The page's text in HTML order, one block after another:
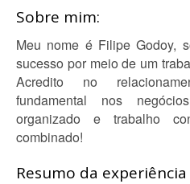
Sobre mim:
Meu nome é Filipe Godoy,
sucesso por meio de um
Acredito no
fundamental nos
organizado e trabalho
combinado!
Resumo da